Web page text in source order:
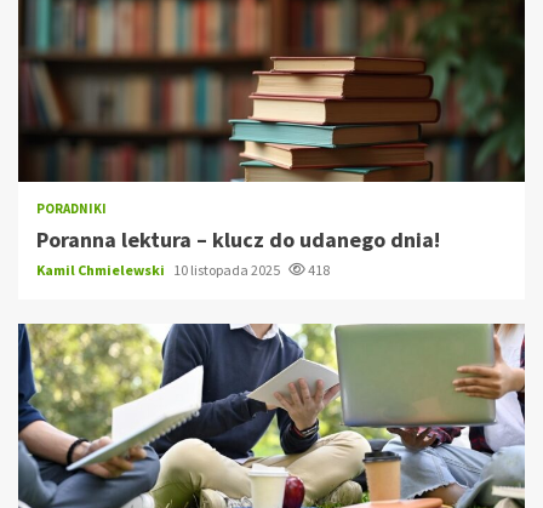
PORADNIKI
Poranna lektura – klucz do udanego dnia!
Kamil Chmielewski 10 listopada 2025 418